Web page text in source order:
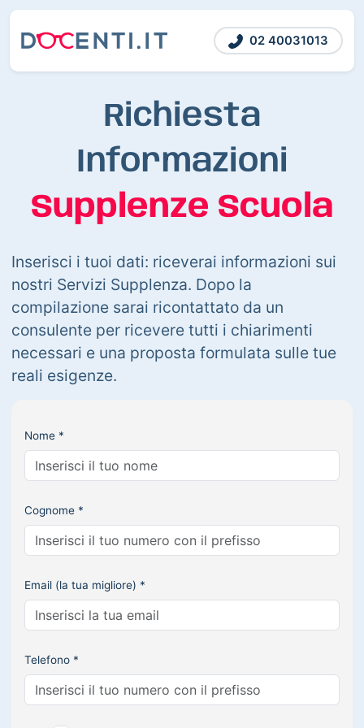
02 40031013
Richiesta
Informazioni
Supplenze Scuola
Inserisci i tuoi dati: riceverai informazioni sui
nostri Servizi Supplenza. Dopo la
compilazione sarai ricontattato da un
consulente per ricevere tutti i chiarimenti
necessari e una proposta formulata sulle tue
reali esigenze.
Nome *
Cognome *
Email (la tua migliore) *
Telefono *